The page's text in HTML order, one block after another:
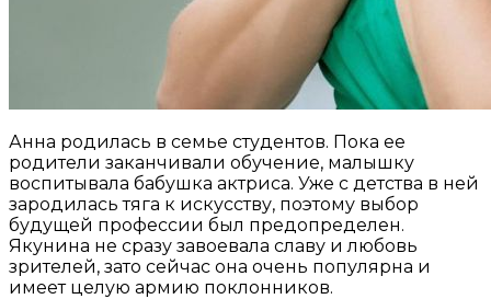
Анна родилась в семье студентов. Пока ее
родители заканчивали обучение, малышку
воспитывала бабушка актриса. Уже с детства в ней
зародилась тяга к искусству, поэтому выбор
будущей профессии был предопределен.
Якунина не сразу завоевала славу и любовь
зрителей, зато сейчас она очень популярна и
имеет целую армию поклонников.